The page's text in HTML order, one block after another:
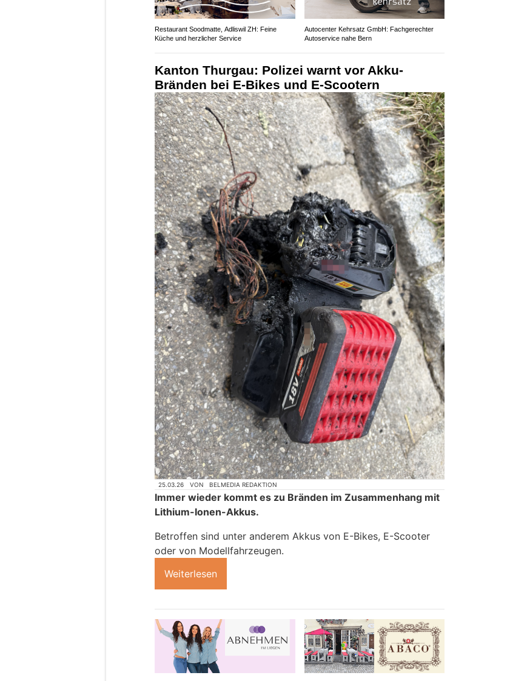
Restaurant Soodmatte, Adliswil ZH: Feine
Küche und herzlicher Service
Autocenter Kehrsatz GmbH: Fachgerechter
Autoservice nahe Bern
Kanton Thurgau: Polizei warnt vor Akku-
Bränden bei E-Bikes und E-Scootern
25.03.26 VON BELMEDIA REDAKTION
Immer wieder kommt es zu Bränden im Zusammenhang mit
Lithium-Ionen-Akkus.
Betroffen sind unter anderem Akkus von E-Bikes, E-Scooter
oder von Modellfahrzeugen.
Weiterlesen